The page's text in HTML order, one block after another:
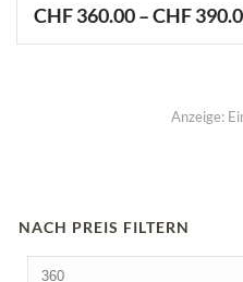
CHF360.00–CHF
Anzeige:
NACH PREIS FILTERN
Mindestpreis